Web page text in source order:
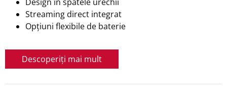
Streaming direct integrat
Opțiuni flexibile de baterie
Descoperiți mai mult